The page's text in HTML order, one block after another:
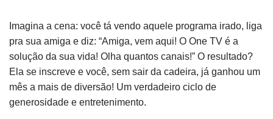
Imagina a cena: você tá vendo aquele programa irado, liga
pra sua amiga e diz: “Amiga, vem aqui! O One TV é a
solução da sua vida! Olha quantos canais!” O resultado?
Ela se inscreve e você, sem sair da cadeira, já ganhou um
mês a mais de diversão! Um verdadeiro ciclo de
generosidade e entretenimento.